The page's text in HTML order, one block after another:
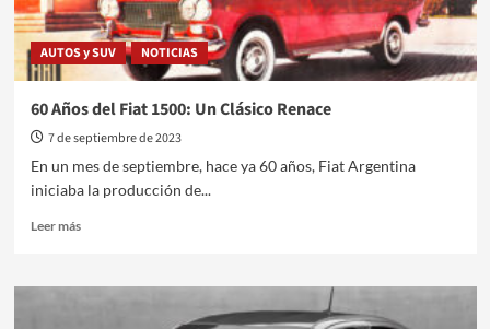
AUTOS y SUV NOTICIAS
60 Años del Fiat 1500: Un Clásico Renace
7 de septiembre de 2023
En un mes de septiembre, hace ya 60 años, Fiat Argentina
iniciaba la producción de...
Leer másLeer
60